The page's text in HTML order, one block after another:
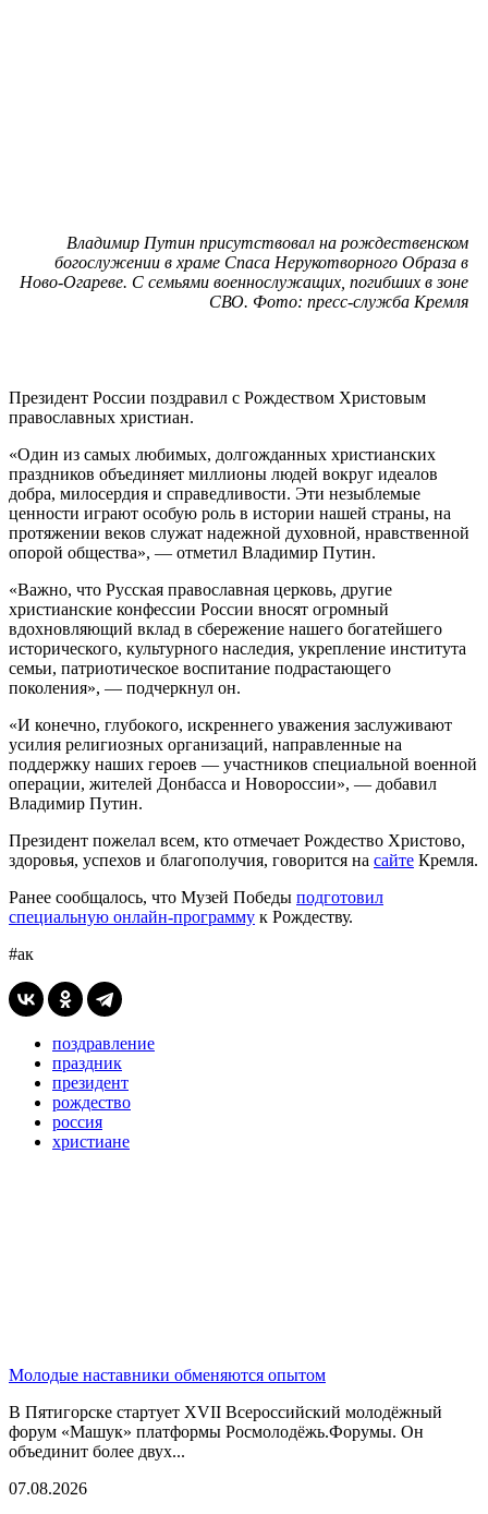
Владимир Путин присутствовал на рождественском
богослужении в храме Спаса Нерукотворного Образа в
Ново-Огареве. С семьями военнослужащих, погибших в зоне
СВО. Фото: пресс-служба Кремля
Президент России поздравил с Рождеством Христовым
православных христиан.
«Один из самых любимых, долгожданных христианских
праздников объединяет миллионы людей вокруг идеалов
добра, милосердия и справедливости. Эти незыблемые
ценности играют особую роль в истории нашей страны, на
протяжении веков служат надежной духовной, нравственной
опорой общества», — отметил Владимир Путин.
«Важно, что Русская православная церковь, другие
христианские конфессии России вносят огромный
вдохновляющий вклад в сбережение нашего богатейшего
исторического, культурного наследия, укрепление института
семьи, патриотическое воспитание подрастающего
поколения», — подчеркнул он.
«И конечно, глубокого, искреннего уважения заслуживают
усилия религиозных организаций, направленные на
поддержку наших героев — участников специальной военной
операции, жителей Донбасса и Новороссии», — добавил
Владимир Путин.
Президент пожелал всем, кто отмечает Рождество Христово,
здоровья, успехов и благополучия, говорится на сайте Кремля.
Ранее сообщалось, что Музей Победы подготовил
специальную онлайн-программу к Рождеству.
#ак
поздравление
праздник
президент
рождество
россия
христиане
Молодые наставники обменяются опытом
В Пятигорске стартует XVII Всероссийский молодёжный
форум «Машук» платформы Росмолодёжь.Форумы. Он
объединит более двух...
07.08.2026